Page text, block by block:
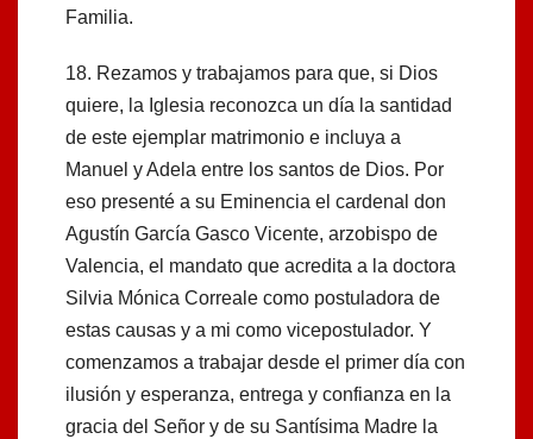
Familia.
18. Rezamos y trabajamos para que, si Dios
quiere, la Iglesia reconozca un día la santidad
de este ejemplar matrimonio e incluya a
Manuel y Adela entre los santos de Dios. Por
eso presenté a su Eminencia el cardenal don
Agustín García Gasco Vicente, arzobispo de
Valencia, el mandato que acredita a la doctora
Silvia Mónica Correale como postuladora de
estas causas y a mi como vicepostulador. Y
comenzamos a trabajar desde el primer día con
ilusión y esperanza, entrega y confianza en la
gracia del Señor y de su Santísima Madre la